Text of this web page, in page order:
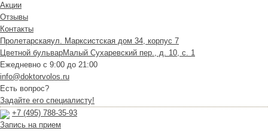
Акции
Отзывы
Контакты
Пролетарскаяул. Марксистская дом 34, корпус 7
Цветной бульварМалый Сухаревский пер., д. 10, с. 1
Ежедневно с 9:00 до 21:00
info@doktorvolos.ru
Есть вопрос?
Задайте его специалисту!
+7 (495) 788-35-93
Запись на прием